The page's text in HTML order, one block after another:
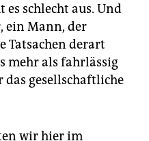
schlecht aus. Und
ein Mann, der
Tatsachen derart
mehr als fahrlässig
gesellschaftliche
wir hier im